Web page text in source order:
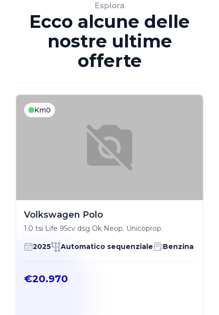
Esplora
Ecco alcune delle
nostre ultime
offerte
Km0
Volkswagen Polo
1.0 tsi Life 95cv dsg Ok Neop. Unicoprop.
2025 Automatico sequenziale Benzina
€20.970